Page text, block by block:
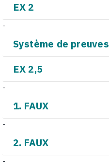
EX 2
-
Système de preuves
EX 2,5
-
1. FAUX
-
2. FAUX
-